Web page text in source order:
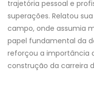
trajetória pessoal e
superações. Relatou
campo, onde assumia
papel fundamental da
reforçou a importância
construção da carreira